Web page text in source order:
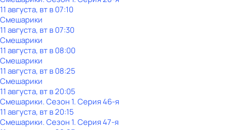
11 августа, вт в 07:10
Смешарики
11 августа, вт в 07:30
Смешарики
11 августа, вт в 08:00
Смешарики
11 августа, вт в 08:25
Смешарики
11 августа, вт в 20:05
Смешарики. Сезон 1. Серия 46-я
11 августа, вт в 20:15
Смешарики. Сезон 1. Серия 47-я